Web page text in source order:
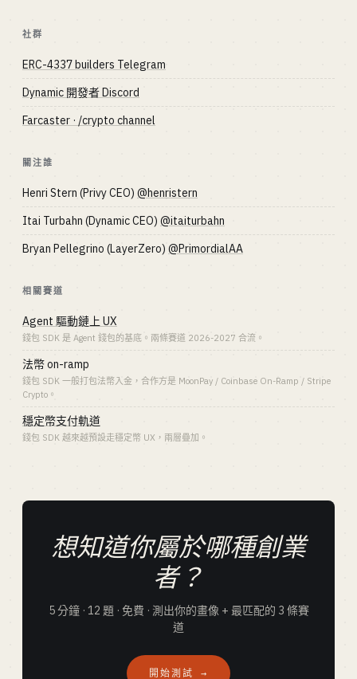
社群
ERC-4337 builders Telegram
Dynamic 開發者 Discord
Farcaster · /crypto channel
關注誰
Henri Stern (Privy CEO) @henristern
Itai Turbahn (Dynamic CEO) @itaiturbahn
Bryan Pellegrino (LayerZero) @PrimordialAA
相關賽道
Agent 驅動鏈上 UX
錢包 SDK 是 Agent 錢包的基底。兩條賽道 2026-2027 合流。
法幣 on-ramp
錢包 SDK 一般打包法幣入金，合作方是 MoonPay / Coinbase On-Ramp / Stripe
Crypto。
穩定幣支付軌道
錢包 SDK 越來越預設走穩定幣 UX，兩層疊加。
想知道你屬於哪種創業
者？
5 分鐘 · 12 題 · 免費 · 測出你的畫像 + 最匹配的 3 條賽
道
開始測試 →